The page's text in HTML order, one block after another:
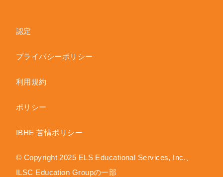
認定
プライバシーポリシー
利用規約
ポリシー
IBHE 苦情ポリシー
© Copyright 2025 ELS Educational Services, Inc.、
ILSC Education Groupの一部